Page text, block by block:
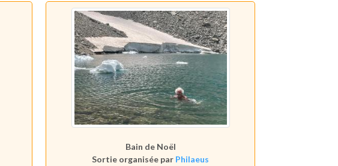
Bain de Noël
Sortie organisée par Philaeus